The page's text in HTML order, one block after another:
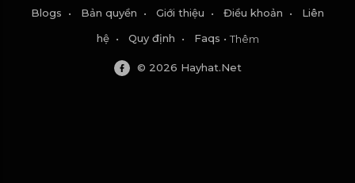
Blogs • Bản quyền • Giới thiệu • Điều khoản • Liên
hệ• Quy định • Faqs • Thêm
© 2026 Hayhat.Net